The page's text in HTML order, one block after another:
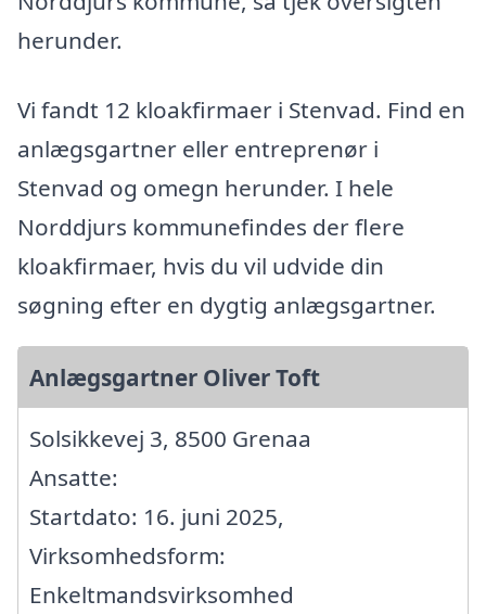
herunder.
Vi fandt 12 kloakfirmaer i Stenvad. Find en
anlægsgartner eller entreprenør i
Stenvad og omegn herunder. I hele
Norddjurs kommunefindes der flere
kloakfirmaer, hvis du vil udvide din
søgning efter en dygtig anlægsgartner.
Anlægsgartner Oliver Toft
Solsikkevej 3, 8500 Grenaa
Ansatte:
Startdato: 16. juni 2025,
Virksomhedsform:
Enkeltmandsvirksomhed